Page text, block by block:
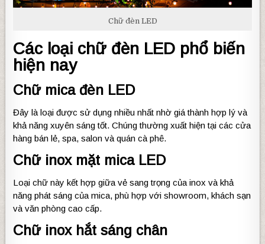
Chữ đèn LED
Các loại chữ đèn LED phổ biến
hiện nay
Chữ mica đèn LED
Đây là loại được sử dụng nhiều nhất nhờ giá thành hợp lý và
khả năng xuyên sáng tốt. Chúng thường xuất hiện tại các cửa
hàng bán lẻ, spa, salon và quán cà phê.
Chữ inox mặt mica LED
Loại chữ này kết hợp giữa vẻ sang trọng của inox và khả
năng phát sáng của mica, phù hợp với showroom, khách sạn
và văn phòng cao cấp.
Chữ inox hắt sáng chân